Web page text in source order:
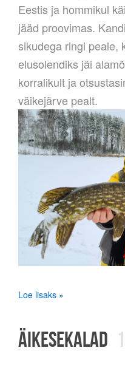
Eestis ja hommikul
jääd proovimas.
sikudega ringi peale,
elusolendiks jäi
korralikult ja
väikejärve pealt.
Loe lisaks »
ÄIKESEKALAD